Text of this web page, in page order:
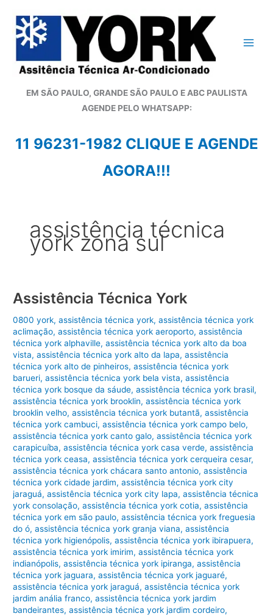
para
conteúdo
EM SÃO PAULO, GRANDE SÃO PAULO E ABC PAULISTA
AGENDE PELO WHATSAPP:
11 96231-1982 CLIQUE E AGENDE
AGORA!!!
assistência técnica
york zona sul
Assistência Técnica York
0800 york,assistência técnica york,assistência técnica york
aclimação,assistência técnica york aeroporto,assistência
técnica york alphaville,assistência técnica york alto da boa
vista,assistência técnica york alto da lapa,assistência
técnica york alto de pinheiros,assistência técnica york
barueri,assistência técnica york bela vista,assistência
técnica york bosque da sáude,assistência técnica york brasil,
assistência técnica york brooklin,assistência técnica york
brooklin velho,assistência técnica york butantã,assistência
técnica york cambuci,assistência técnica york campo belo,
assistência técnica york canto galo,assistência técnica york
carapicuíba,assistência técnica york casa verde,assistência
técnica york ceasa,assistência técnica york cerqueira cesar,
assistência técnica york chácara santo antonio,assistência
técnica york cidade jardim,assistência técnica york city
jaraguá,assistência técnica york city lapa,assistência técnica
york consolação,assistência técnica york cotia,assistência
técnica york em são paulo,assistência técnica york freguesia
do ó,assistência técnica york granja viana,assistência
técnica york higienópolis,assistência técnica york ibirapuera,
assistência técnica york imirim,assistência técnica york
indianópolis,assistência técnica york ipiranga,assistência
técnica york jaguara,assistência técnica york jaguaré,
assistência técnica york jaraguá,assistência técnica york
jardim anália franco,assistência técnica york jardim
bandeirantes,assistência técnica york jardim cordeiro,